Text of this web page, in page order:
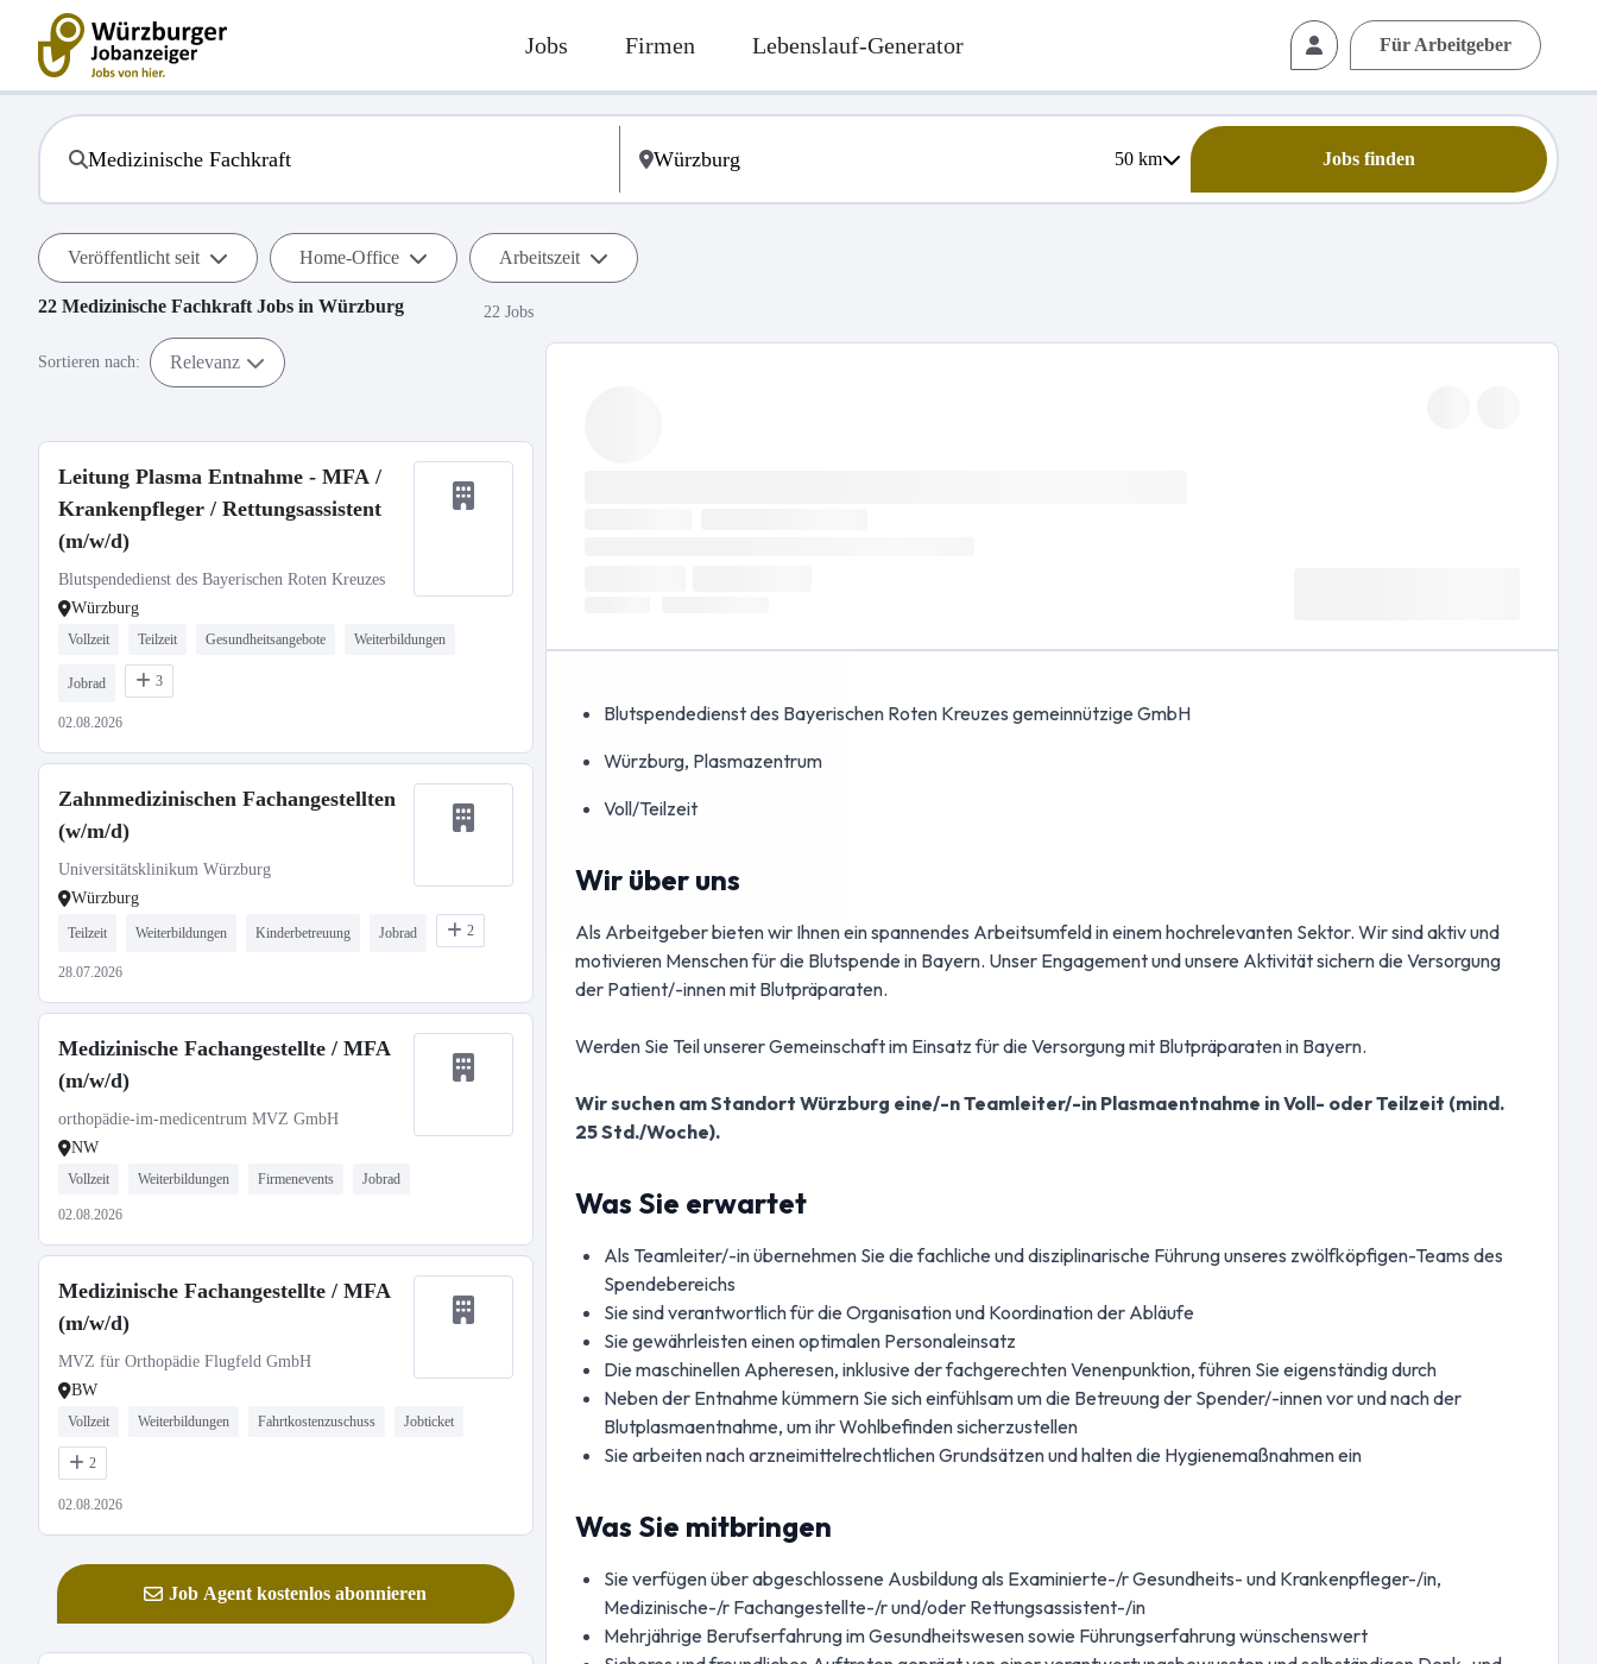
Jobs Firmen Lebenslauf-Generator Für Arbeitgeber
50km Jobs finden
Veröffentlicht seit Home-Office Arbeitszeit
22 Medizinische Fachkraft Jobs in Würzburg 22 Jobs
Sortieren nach: Relevanz
Leitung Plasma Entnahme - MFA /
Krankenpfleger / Rettungsassistent
(m/w/d)
Blutspendedienst des Bayerischen Roten Kreuzes
Würzburg
Vollzeit Teilzeit Gesundheitsangebote Weiterbildungen
Jobrad 3
02.08.2026
Zahnmedizinischen Fachangestellten
(w/m/d)
Universitätsklinikum Würzburg
Würzburg
Teilzeit Weiterbildungen Kinderbetreuung Jobrad 2
28.07.2026
Medizinische Fachangestellte / MFA
(m/w/d)
orthopädie-im-medicentrum MVZ GmbH
NW
Vollzeit Weiterbildungen Firmenevents Jobrad
02.08.2026
Medizinische Fachangestellte / MFA
(m/w/d)
MVZ für Orthopädie Flugfeld GmbH
BW
Vollzeit Weiterbildungen Fahrtkostenzuschuss Jobticket
2
02.08.2026
Job Agent kostenlos abonnieren